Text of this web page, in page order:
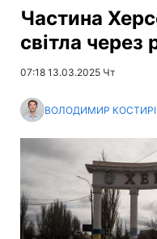
Частина
світла через
07:18 13.03.2025 Чт
ВОЛОДИМИР